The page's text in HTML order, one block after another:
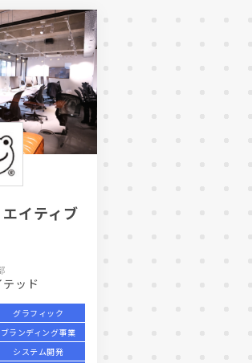
イティブ
ッド
グラフィック
ブランディング事業
システム開発